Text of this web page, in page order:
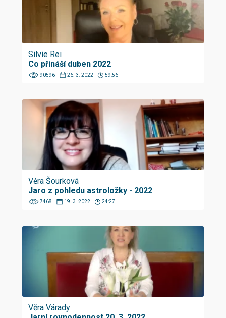
Silvie Rei
Co přináší duben 2022
90596 26. 3. 2022 59:56
Věra Šourková
Jaro z pohledu astroložky - 2022
7468 19. 3. 2022 24:27
Věra Várady